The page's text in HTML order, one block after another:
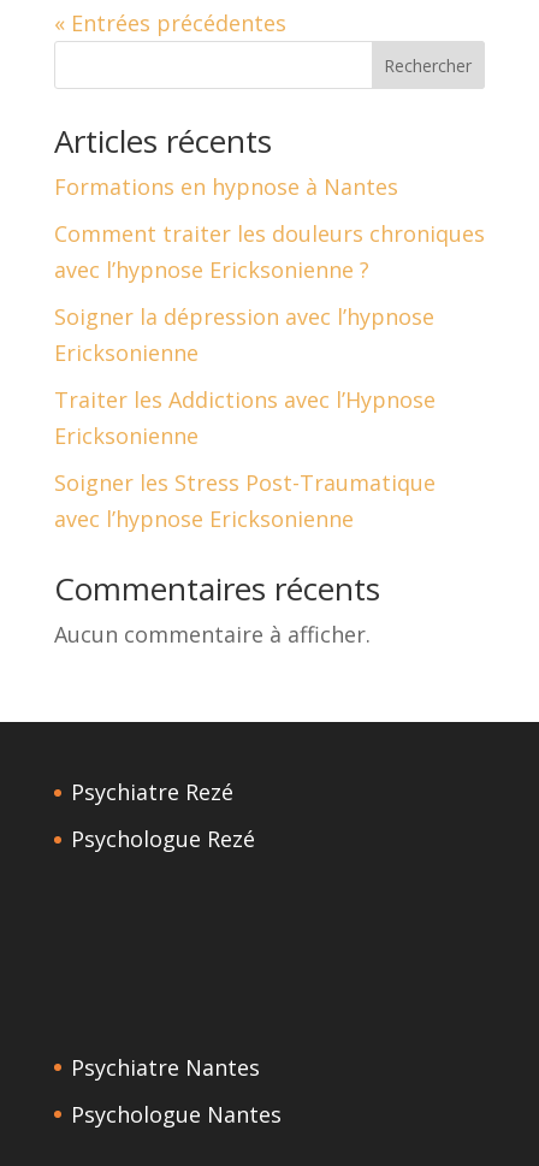
« Entrées précédentes
Rechercher
Articles récents
Formations en hypnose à Nantes
Comment traiter les douleurs chroniques
avec l’hypnose Ericksonienne ?
Soigner la dépression avec l’hypnose
Ericksonienne
Traiter les Addictions avec l’Hypnose
Ericksonienne
Soigner les Stress Post-Traumatique
avec l’hypnose Ericksonienne
Commentaires récents
Aucun commentaire à afficher.
Psychiatre Rezé
Psychologue Rezé
Psychiatre Nantes
Psychologue Nantes